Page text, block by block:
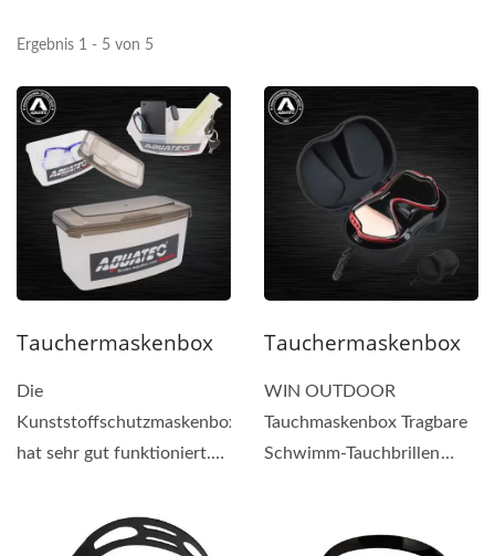
Ergebnis 1 - 5 von 5
Tauchermaskenbox
Die
Kunststoffschutzmaskenbox
hat sehr gut funktioniert.
und sind gut geschützt....
Tauchermaskenbox
WIN OUTDOOR
Tauchmaskenbox Tragbare
Schwimm-Tauchbrillen